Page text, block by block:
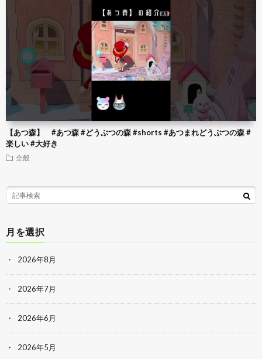
【あつ森】 #あつ森 #どうぶつの森 #shorts #あつまれどうぶつの森 #
楽しい #大好き
全般
月を選択
2026年8月
2026年7月
2026年6月
2026年5月